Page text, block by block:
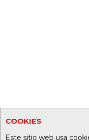
COOKIES
Este sitio web usa